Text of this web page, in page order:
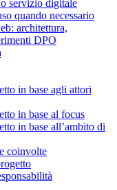
servizio digitale
quando necessario
architettura,
DPO
in base agli attori
in base al focus
in base all’ambito di
coinvolte